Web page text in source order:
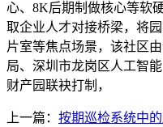
心、8K后期制做核心等软
取企业人才对接桥梁，将
片室等焦点场景，该社区
局、深圳市龙岗区人工智
财产园联袂打制，
上一篇： 按期巡检系统中